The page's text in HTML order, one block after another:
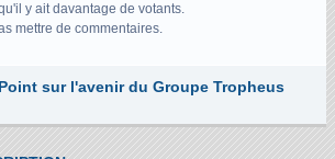
y ait davantage de votants.
mettre de commentaires.
sur l'avenir du Groupe Tropheus